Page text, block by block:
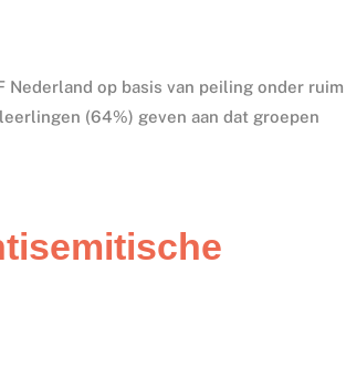
op basis van peiling onder ruim
(64%) geven aan dat groepen